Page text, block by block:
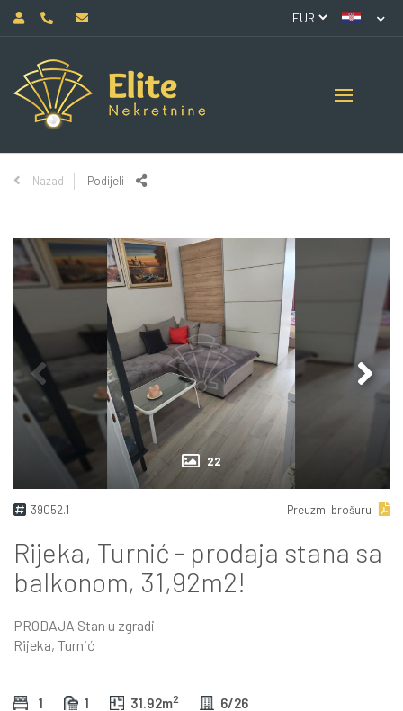
Nazad Podijeli
22
39052.1 Preuzmi brošuru
Rijeka, Turnić - prodaja stana sa
balkonom, 31,92m2!
PRODAJA Stan u zgradi
Rijeka, Turnić
1 1 31.92m2 6/26